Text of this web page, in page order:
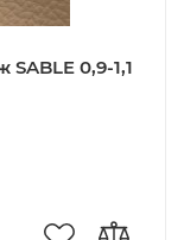
0,9-1,1